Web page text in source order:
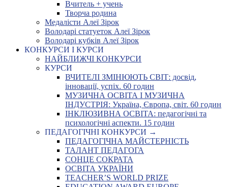
Вчитель + учень
Творча родина
Медалісти Алеї Зірок
Володарі статуеток Алеї Зірок
Володарі кубків Алеї Зірок
КОНКУРСИ І КУРСИ
НАЙБЛИЖЧІ КОНКУРСИ
КУРСИ
ВЧИТЕЛІ ЗМІНЮЮТЬ СВІТ: досвід,
інновації, успіх. 60 годин
МУЗИЧНА ОСВІТА І МУЗИЧНА
ІНДУСТРІЯ: Україна, Європа, світ. 60 годин
ІНКЛЮЗИВНА ОСВІТА: педагогічні та
психологічні аспекти. 15 годин
ПЕДАГОГІЧНІ КОНКУРСИ →
ПЕДАГОГІЧНА МАЙСТЕРНІСТЬ
ТАЛАНТ ПЕДАГОГА
СОНЦЕ СОКРАТА
ОСВІТА УКРАЇНИ
TEACHER’S WORLD PRIZE